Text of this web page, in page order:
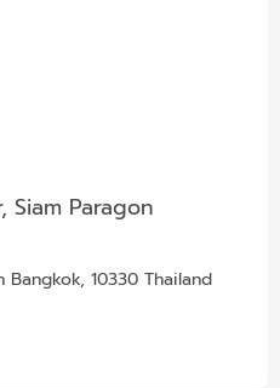
Siam Paragon
Bangkok, 10330 Thailand